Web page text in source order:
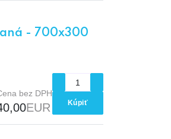
- 700x300
bez DPH
EUR Kúpiť